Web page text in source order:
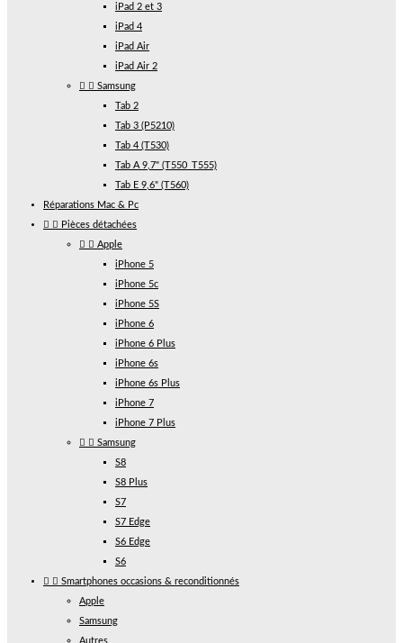
iPad 2 et 3
iPad 4
iPad Air
iPad Air 2
  Samsung
Tab 2
Tab 3 (P5210)
Tab 4 (T530)
Tab A 9,7" (T550_T555)
Tab E 9,6" (T560)
Réparations Mac & Pc
  Pièces détachées
  Apple
iPhone 5
iPhone 5c
iPhone 5S
iPhone 6
iPhone 6 Plus
iPhone 6s
iPhone 6s Plus
iPhone 7
iPhone 7 Plus
  Samsung
S8
S8 Plus
S7
S7 Edge
S6 Edge
S6
  Smartphones occasions & reconditionnés
Apple
Samsung
Autres